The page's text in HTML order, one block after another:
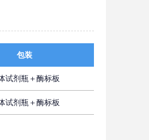
包装
试剂瓶＋酶标板
试剂瓶＋酶标板